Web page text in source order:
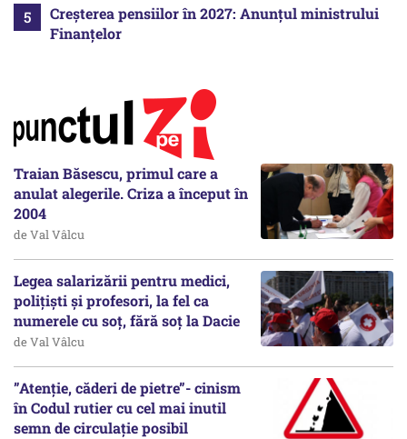
Creșterea pensiilor în 2027: Anunțul ministrului
Finanțelor
Traian Băsescu, primul care a
anulat alegerile. Criza a început în
2004
de Val Vâlcu
Legea salarizării pentru medici,
polițiști și profesori, la fel ca
numerele cu soț, fără soț la Dacie
de Val Vâlcu
”Atenție, căderi de pietre”- cinism
în Codul rutier cu cel mai inutil
semn de circulație posibil